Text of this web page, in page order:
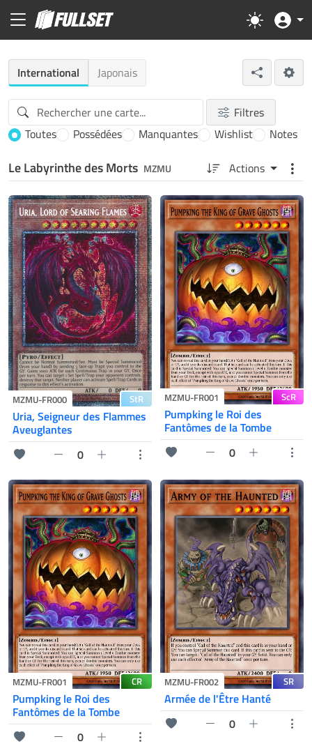
International Japonais
Filtres
Toutes
Possédées Manquantes Wishlist Notes
Le Labyrinthe des Morts MZMU Actions
MZMU-FR000 StR
Uria, Seigneur des Flammes
Aveuglantes
0
MZMU-FR001 ScR
Pumpking le Roi des
Fantômes de la Tombe
0
MZMU-FR001 CR
Pumpking le Roi des
Fantômes de la Tombe
0
MZMU-FR002 SR
Armée de l'Être Hanté
0